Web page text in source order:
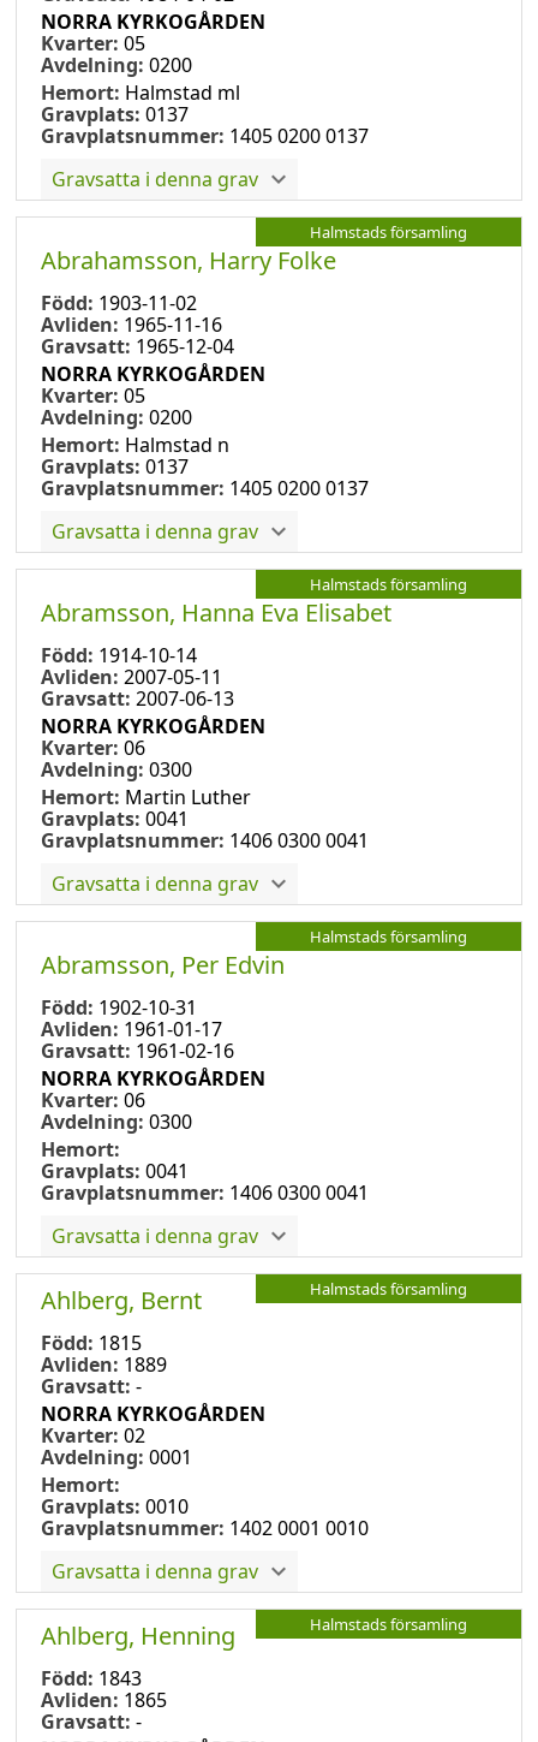
NORRA KYRKOGÅRDEN
Kvarter: 05
Avdelning: 0200
Hemort: Halmstad ml
Gravplats: 0137
Gravplatsnummer: 1405 0200 0137
Gravsatta i denna grav
Halmstads församling
Abrahamsson, Harry Folke
Född: 1903-11-02
Avliden: 1965-11-16
Gravsatt: 1965-12-04
NORRA KYRKOGÅRDEN
Kvarter: 05
Avdelning: 0200
Hemort: Halmstad n
Gravplats: 0137
Gravplatsnummer: 1405 0200 0137
Gravsatta i denna grav
Halmstads församling
Abramsson, Hanna Eva Elisabet
Född: 1914-10-14
Avliden: 2007-05-11
Gravsatt: 2007-06-13
NORRA KYRKOGÅRDEN
Kvarter: 06
Avdelning: 0300
Hemort: Martin Luther
Gravplats: 0041
Gravplatsnummer: 1406 0300 0041
Gravsatta i denna grav
Halmstads församling
Abramsson, Per Edvin
Född: 1902-10-31
Avliden: 1961-01-17
Gravsatt: 1961-02-16
NORRA KYRKOGÅRDEN
Kvarter: 06
Avdelning: 0300
Hemort:
Gravplats: 0041
Gravplatsnummer: 1406 0300 0041
Gravsatta i denna grav
Halmstads församling
Ahlberg, Bernt
Född: 1815
Avliden: 1889
Gravsatt: -
NORRA KYRKOGÅRDEN
Kvarter: 02
Avdelning: 0001
Hemort:
Gravplats: 0010
Gravplatsnummer: 1402 0001 0010
Gravsatta i denna grav
Halmstads församling
Ahlberg, Henning
Född: 1843
Avliden: 1865
Gravsatt: -